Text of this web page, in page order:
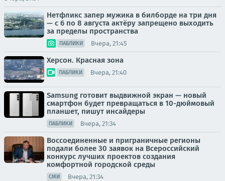
Нетфликс запер мужика в билборде на три дня
— с 6 по 8 августа актёру запрещено выходить
за пределы пространства
ПАБЛИКИ Вчера, 21:45
Херсон. Красная зона
ПАБЛИКИ Вчера, 21:40
Samsung готовит выдвижной экран — новый
смартфон будет превращаться в 10-дюймовый
планшет, пишут инсайдеры
ПАБЛИКИ Вчера, 21:34
Воссоединенные и приграничные регионы
подали более 30 заявок на Всероссийский
конкурс лучших проектов создания
комфортной городской среды
СМИ Вчера, 21:34